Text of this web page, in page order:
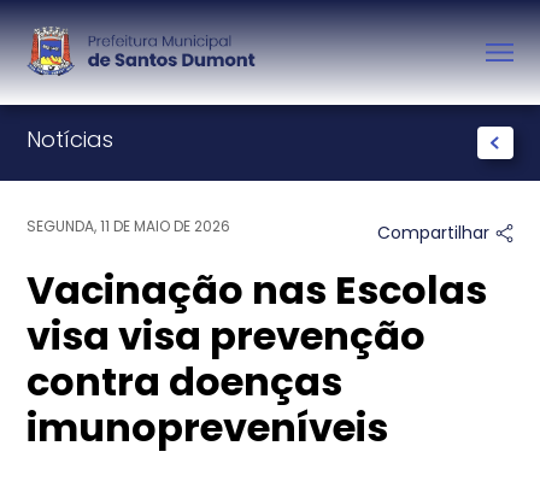
Notícias
SEGUNDA, 11 DE MAIO DE 2026 Compartilhar
Vacinação nas Escolas
visa visa prevenção
contra doenças
imunopreveníveis